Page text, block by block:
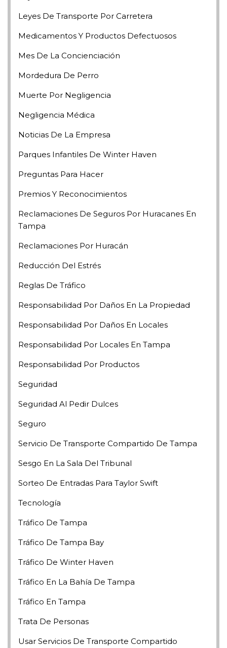
Leyes De Transporte Por Carretera
Medicamentos Y Productos Defectuosos
Mes De La Concienciación
Mordedura De Perro
Muerte Por Negligencia
Negligencia Médica
Noticias De La Empresa
Parques Infantiles De Winter Haven
Preguntas Para Hacer
Premios Y Reconocimientos
Reclamaciones De Seguros Por Huracanes En
Tampa
Reclamaciones Por Huracán
Reducción Del Estrés
Reglas De Tráfico
Responsabilidad Por Daños En La Propiedad
Responsabilidad Por Daños En Locales
Responsabilidad Por Locales En Tampa
Responsabilidad Por Productos
Seguridad
Seguridad Al Pedir Dulces
Seguro
Servicio De Transporte Compartido De Tampa
Sesgo En La Sala Del Tribunal
Sorteo De Entradas Para Taylor Swift
Tecnología
Tráfico De Tampa
Tráfico De Tampa Bay
Tráfico De Winter Haven
Tráfico En La Bahía De Tampa
Tráfico En Tampa
Trata De Personas
Usar Servicios De Transporte Compartido